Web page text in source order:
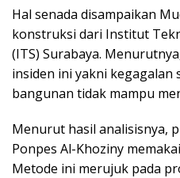
Hal senada disampaikan
konstruksi dari Institut
(ITS) Surabaya.
insiden ini yakni
bangunan tidak mampu
Menurut hasil analisisnya,
Ponpes Al-Khoziny
Metode ini merujuk pada